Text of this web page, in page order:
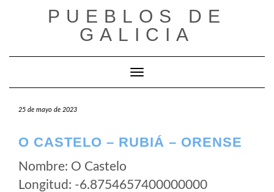
PUEBLOS DE
GALICIA
Cambiar modo de navegación
25 de mayo de 2023
O CASTELO – RUBIÁ – ORENSE
Nombre: O Castelo
Longitud: -6.8754657400000000